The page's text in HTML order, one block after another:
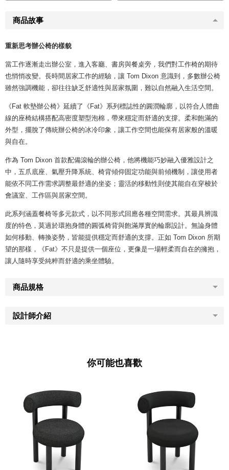
商品故事
重新思考辦公椅的樣貌
當工作逐漸走出辦公室，進入客廳、書房與餐桌旁，我們對工作椅的期待
也悄悄改變。長時間居家工作的經驗，讓 Tom Dixon 意識到，多數辦公椅
雖然強調機能，卻往往缺乏舒適性與居家氛圍，難以自然融入生活空間。
《Fat 軟墊辦公椅》延續了《Fat》系列標誌性的圓潤輪廓，以符合人體曲
線的座椅結構搭配高密度塑型泡棉，帶來穩定而舒適的支撐。柔和飽滿的
外型，擺脫了傳統辦公椅的冰冷印象，讓工作空間也能保有居家般的溫暖
與自在。
作為 Tom Dixon 首款配備滾輪的辦公椅，他將機能巧妙融入優雅設計之
中，五爪底座、氣壓升降系統、椅背傾仰固定功能與前傾機制，讓使用者
能依不同工作需求調整最舒適的坐姿；靈活的移動性則使其能自在穿梭於
會議室、工作區與居家空間。
此系列涵蓋餐椅等多元款式，以不同形式回應各種空間需求。其最具辨識
度的特色，莫過於環抱身體的圓弧椅背與飽滿厚實的輪廓設計。無論身體
如何移動、轉換姿勢，皆能提供穩定而舒適的支撐。正如 Tom Dixon 所期
望的那樣，《Fat》不只是提供一個座位，更像是一場輕柔而自在的擁抱，
讓人隨時享受純粹而舒適的乘坐體驗。
商品規格
設計師介紹
你可能也喜歡